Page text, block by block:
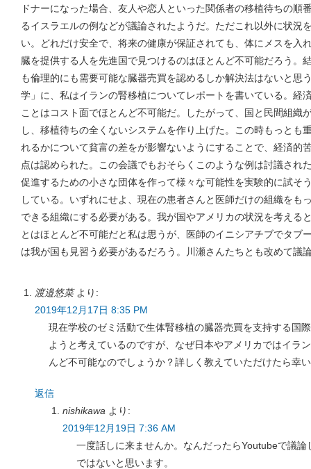
ドナーになった場合、友人や恋人といった関係者の移植待ちの順
るイスラエルの例などが議論されたようだ。ただこれ以外に状況
い。どれだけ安全で、将来の健康が保証されても、体にメスを入
臓を提供する人を先進国で見つけるのはほとんど不可能だろう。
も倫理的にも需要可能な臓器売買を認めるしか解決法はないと思
学」に、私はイランの腎移植についてレポートを書いている。経
ことはコスト面でほとんど不可能だ。したがって、国と民間組織
し、移植待ちの全くないシステムを作り上げた。この時もっとも
れるかについて貧富の差をが影響ないようにすることで、経済的
点は認められた。この会議でもおそらくこのような例は討議され
促進するための小さな団体を作って様々な可能性を実験的に試そ
している。いずれにせよ、現在の患者さんと医師だけの組織をも
できる組織にする必要がある。我が国やアメリカの状況を考える
とはほとんど不可能だと私は思うが、医師のイニシアチブでタブ
は我が国も見習う必要があるだろう。川瀬さんたちとも改めて議
渡邉悠菜 より:
2019年12月17日 8:35 PM
現在学校のゼミ活動で生体腎移植の臓器売買を支持する国
ようと考えているのですが、なぜ日本やアメリカではイラ
んど不可能なのでしょうか？詳しく教えていただけたら幸
返信
nishikawa より:
2019年12月19日 7:36 AM
一度話しに来ませんか。なんだったらYoutubeで議
ではないと思います。